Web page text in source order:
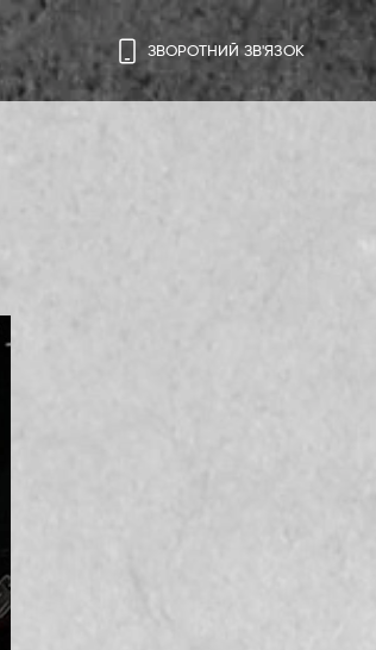
ЗВОРОТНИЙ ЗВ'ЯЗОК